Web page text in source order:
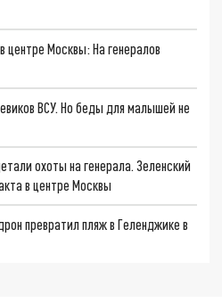
Москвы: На генералов
ВСУ. Но беды для малышей не
охоты на генерала. Зеленский
в центре Москвы
превратил пляж в Геленджике в